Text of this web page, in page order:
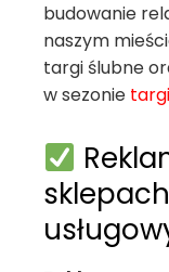
budowanie
naszym
targi ślubne
w sezonie